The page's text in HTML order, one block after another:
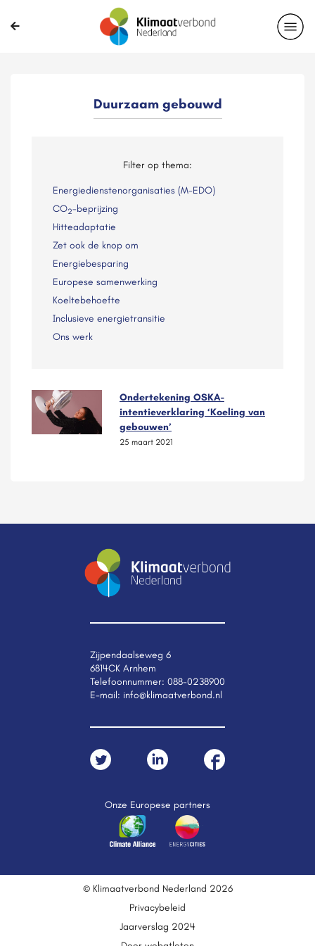
Duurzaam gebouwd
Filter op thema:
Energiedienstenorganisaties (M-EDO)
CO2-beprijzing
Hitteadaptatie
Zet ook de knop om
Energiebesparing
Europese samenwerking
Koeltebehoefte
Inclusieve energietransitie
Ons werk
Ondertekening OSKA-
intentieverklaring ‘Koeling van
gebouwen’
25 maart 2021
Zijpendaalseweg 6
6814CK Arnhem
Telefoonnummer: 088-0238900
E-mail: info@klimaatverbond.nl
Onze Europese partners
© Klimaatverbond Nederland 2026
Privacybeleid
Jaarverslag 2024